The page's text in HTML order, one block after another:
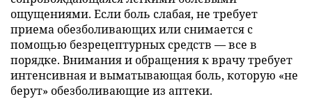
ощущениями. Если боль слабая, не требует
приема обезболивающих или снимается с
помощью безрецептурных средств — все в
порядке. Внимания и обращения к врачу требует
интенсивная и выматывающая боль, которую «не
берут» обезболивающие из аптеки.